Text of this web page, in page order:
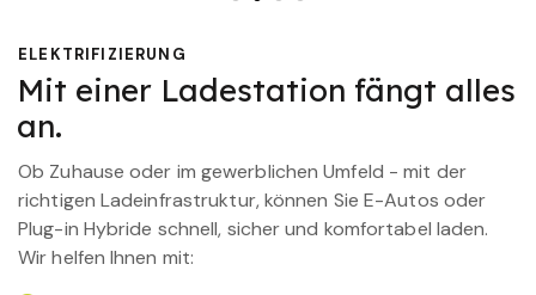
ELEKTRIFIZIERUNG
Mit einer Ladestation fängt alles
an.
Ob Zuhause oder im gewerblichen Umfeld - mit der
richtigen Ladeinfrastruktur, können Sie E-Autos oder
Plug-in Hybride schnell, sicher und komfortabel laden.
Wir helfen Ihnen mit: